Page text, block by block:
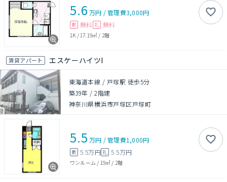
5.6 万円 /管理費3,000円
敷 無料 礼 無料
1K / 17.19㎡ / 2階
賃貸アパート エスケーハイツI
東海道本線 / 戸塚駅 徒歩5分
築39年 /2階建
神奈川県横浜市戸塚区戸塚町
5.5 万円 /管理費1,000円
敷 5.5万円礼 5.5万円
ワンルーム / 19㎡ / 2階